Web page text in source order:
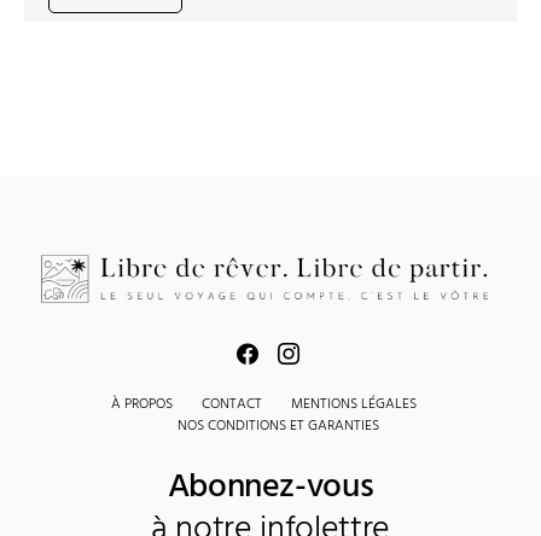
À PROPOS CONTACT
MENTIONS LÉGALES
NOS CONDITIONS ET GARANTIES
Abonnez-vous